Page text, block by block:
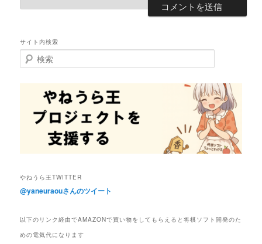
サイト内検索
検
索
やねうら王TWITTER
@yaneuraouさんのツイート
以下のリンク経由でAMAZONで買い物をしてもらえると将棋ソフト開発のた
めの電気代になります